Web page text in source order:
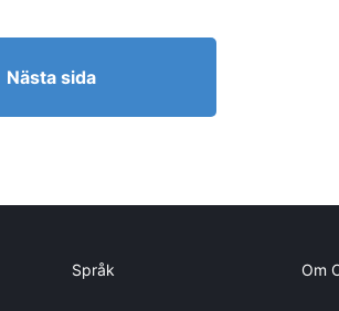
Nästa sida
Språk Om